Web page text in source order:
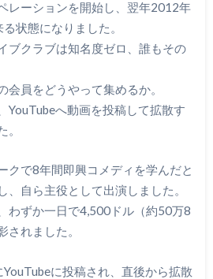
レーションを開始し、翌年2012年
状態になりました。
ブクラブは知名度ゼロ、誰もその
会員をどうやって集めるか。
YouTubeへ動画を投稿して拡散す
クで8年間即興コメディを学んだと
、自ら主役として出演しました。
わずか一日で4,500ドル（約50万8
されました。
に投稿され、直後から拡散